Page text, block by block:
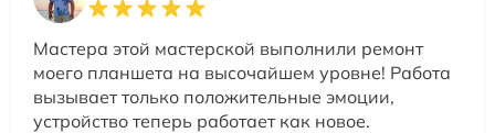
Мастера этой мастерской выполнили ремонт
моего планшета на высочайшем уровне! Работа
вызывает только положительные эмоции,
устройство теперь работает как новое.